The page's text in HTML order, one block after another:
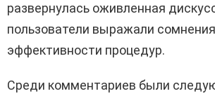
развернулась оживленная
пользователи выражали
эффективности процедур.
Среди комментариев были